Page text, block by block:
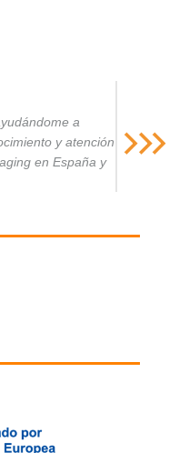
a
y atención
en España y